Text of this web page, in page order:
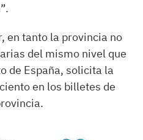
en tanto la provincia no
del mismo nivel que
de España, solicita la
en los billetes de